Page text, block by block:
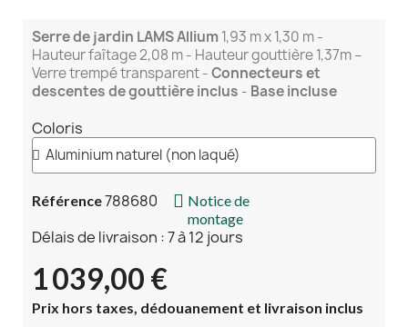
Serre de jardin LAMS Allium 1,93 m x 1,30 m -
Hauteur faîtage 2,08 m - Hauteur gouttière 1,37m –
Verre trempé transparent -Connecteurs et
descentes de gouttière inclus - Base incluse
Coloris
Référence788680
Notice de
montage
Délais de livraison : 7 à 12 jours
1 039,00 €
Prix hors taxes, dédouanement et livraison inclus